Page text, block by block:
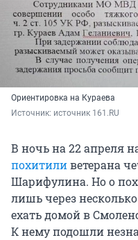
Ориентировка на Кураева
Источник: источник 161.RU
В ночь на 22 апреля
похитиливетерана
Шарифулина. Но о
лишь через
ехать домой в
К нему подошли